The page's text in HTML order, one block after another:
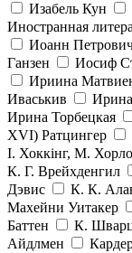
Изабель Кун
Иностранная
Иоанн
Ганзен
Иосиф
Ириина
Иваськив
Ирина Торбецкая
ХVI) Ратцингер
І. Хоккінг, М.
К. Г. Врейхденгил
Дэвис
К. К.
Махейни Уитакер
Баттен
К.
Айдлмен